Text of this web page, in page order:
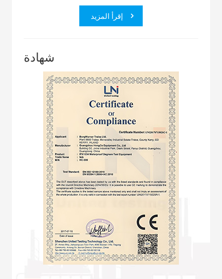
حول العالم، بما في ذلك شركة HJ لتكنولوجيا
التحكم الآلي المحدودة، وشركة قوانغتشو هونغ
على نطاق واسع في جميع أنحاء العالم، حيث
تضم أكثر من 2500 مجموعة من المعدات التي
تخدم مجموعة واسعة من الصناعات. تشمل
أعمالنا اختبار التسرب، واختبار الأجهزة المنزلية،
واختبار مضخات المياه، واختبار المحركات،
واختبار المعدات الكهربائية، والاختبارات البيئية
الميكانيكية، واختبار قابلية اشتعال المواد، وأنواعًا
أخرى من معدات الاختبار المتخصصة. بالإضافة
إلى خطوط تصنيع المنتجات، وتعبئة الغازات/
السوائل وإعادة تدويرها، واللحام الآلي، وأفران
التفريغ، وتجفيف الطلاء بالتفريغ، والصب
بالتفريغ، ومعالجة الزيت بالتفريغ، والتشريب
بضغط التفريغ، وأنواع أخرى من معدات
التصنيع. تحظى معداتنا بتقدير كبير في صناعات
إقرأ المزيد
شهادة